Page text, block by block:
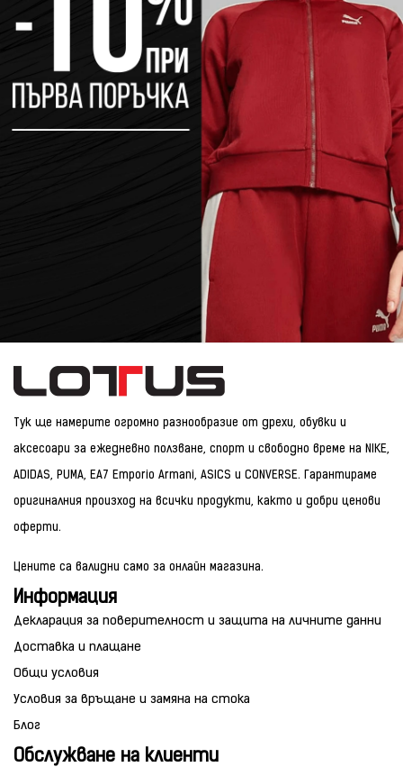
Тук ще намерите огромно разнообразие от дрехи, обувки и
аксесоари за ежедневно ползване, спорт и свободно време на NIKE,
ADIDAS, PUMA, EA7 Emporio Armani, ASICS и CONVERSE. Гарантираме
оригиналния произход на всички продукти, както и добри ценови
оферти.
Цените са валидни само за онлайн магазина.
Информация
Декларация за поверителност и защита на личните данни
Доставка и плащане
Общи условия
Условия за връщане и замяна на стока
Блог
Обслужване на клиенти